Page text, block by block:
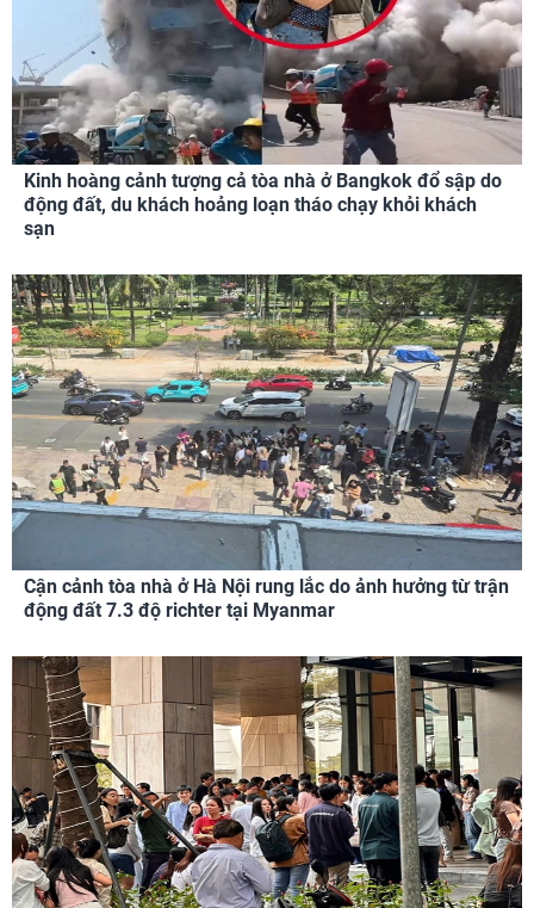
Kinh hoàng cảnh tượng cả tòa nhà ở Bangkok đổ sập do
động đất, du khách hoảng loạn tháo chạy khỏi khách
sạn
Cận cảnh tòa nhà ở Hà Nội rung lắc do ảnh hưởng từ trận
động đất 7.3 độ richter tại Myanmar